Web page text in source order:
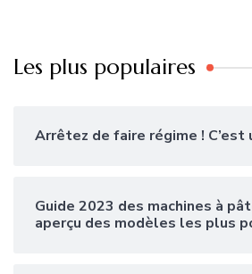
Les plus populaires
Arrêtez de faire régime ! C’est
Guide 2023 des machines à
aperçu des modèles les plus